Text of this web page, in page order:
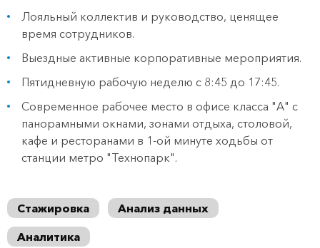
Лояльный коллектив и руководство, ценящее
время сотрудников.
Выездные активные корпоративные мероприятия.
Пятидневную рабочую неделю с 8:45 до 17:45.
Современное рабочее место в офисе класса "А" с
панорамными окнами, зонами отдыха, столовой,
кафе и ресторанами в 1-ой минуте ходьбы от
станции метро "Технопарк".
Стажировка
Анализ данных
Аналитика